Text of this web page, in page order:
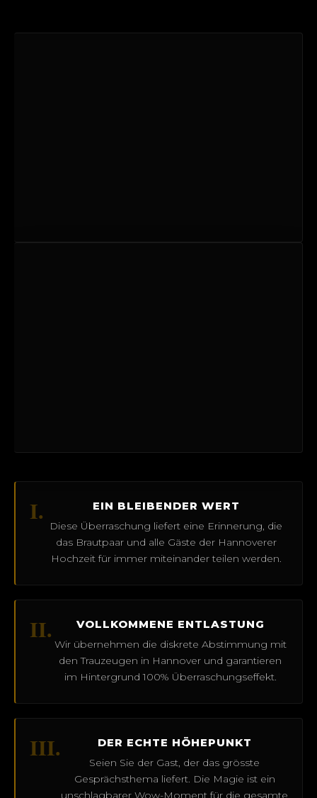
I. EIN BLEIBENDER WERT
Diese Überraschung liefert eine Erinnerung, die
das Brautpaar und alle Gäste der Hannoverer
Hochzeit für immer miteinander teilen werden.
II. VOLLKOMMENE ENTLASTUNG
Wir übernehmen die diskrete Abstimmung mit
den Trauzeugen in Hannover und garantieren
im Hintergrund 100% Überraschungseffekt.
III. DER ECHTE HÖHEPUNKT
Seien Sie der Gast, der das grösste
Gesprächsthema liefert. Die Magie ist ein
unschlagbarer Wow-Moment für die gesamte